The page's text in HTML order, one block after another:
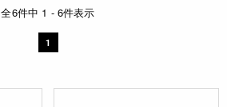
全6件中 1 - 6件表示
1